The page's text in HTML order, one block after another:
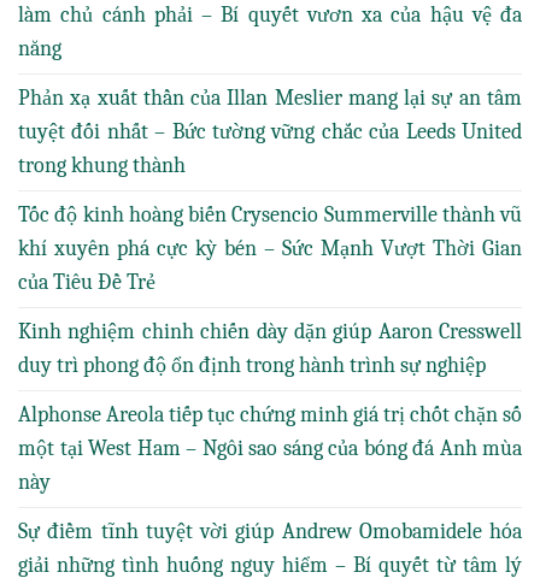
làm chủ cánh phải – Bí quyết vươn xa của hậu vệ đa
năng
Phản xạ xuất thần của Illan Meslier mang lại sự an tâm
tuyệt đối nhất – Bức tường vững chắc của Leeds United
trong khung thành
Tốc độ kinh hoàng biến Crysencio Summerville thành vũ
khí xuyên phá cực kỳ bén – Sức Mạnh Vượt Thời Gian
của Tiêu Đề Trẻ
Kinh nghiệm chinh chiến dày dặn giúp Aaron Cresswell
duy trì phong độ ổn định trong hành trình sự nghiệp
Alphonse Areola tiếp tục chứng minh giá trị chốt chặn số
một tại West Ham – Ngôi sao sáng của bóng đá Anh mùa
này
Sự điềm tĩnh tuyệt vời giúp Andrew Omobamidele hóa
giải những tình huống nguy hiểm – Bí quyết từ tâm lý